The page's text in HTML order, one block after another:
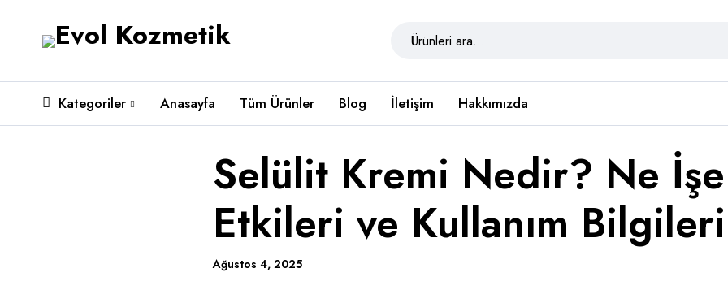
Kategoriler Anasayfa Tüm Ürünler Blog İletişim Hakkımızda
Selülit Kremi Nedir? Ne
Etkileri ve Kullanım Bilgileri
Ağustos 4, 2025